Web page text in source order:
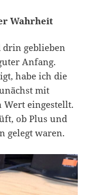
Wahrheit
drin geblieben
Anfang.
habe ich die
mit
eingestellt.
ob Plus und
gelegt waren.